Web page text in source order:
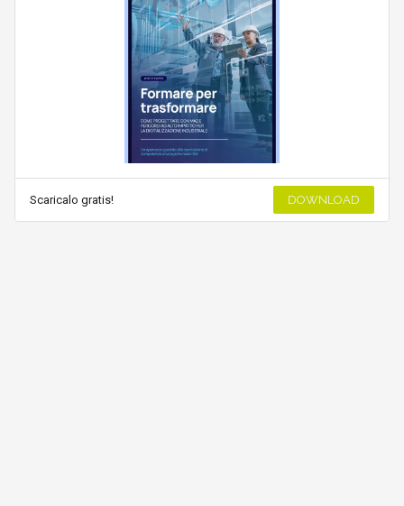
Scaricalo gratis! DOWNLOAD